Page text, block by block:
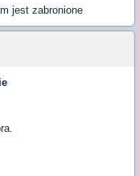
jest zabronione